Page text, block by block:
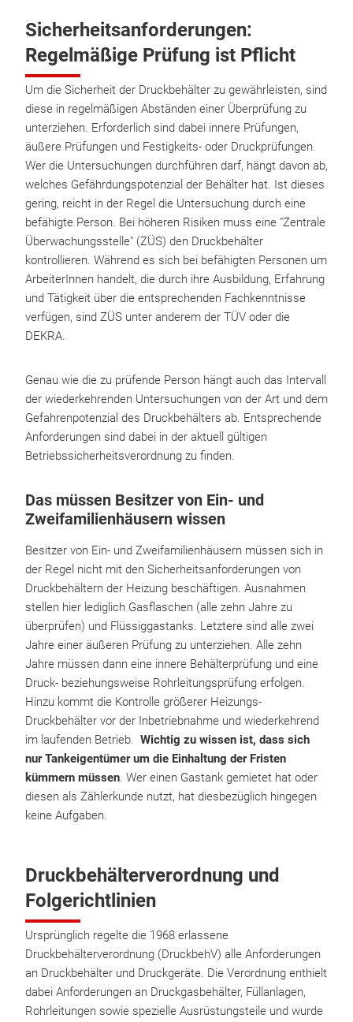
Sicherheitsanforderungen:
Regelmäßige Prüfung ist Pflicht
Um die Sicherheit der Druckbehälter zu gewährleisten, sind
diese in regelmäßigen Abständen einer Überprüfung zu
unterziehen. Erforderlich sind dabei innere Prüfungen,
äußere Prüfungen und Festigkeits- oder Druckprüfungen.
Wer die Untersuchungen durchführen darf, hängt davon ab,
welches Gefährdungspotenzial der Behälter hat. Ist dieses
gering, reicht in der Regel die Untersuchung durch eine
befähigte Person. Bei höheren Risiken muss eine "Zentrale
Überwachungsstelle" (ZÜS) den Druckbehälter
kontrollieren. Während es sich bei befähigten Personen um
ArbeiterInnen handelt, die durch ihre Ausbildung, Erfahrung
und Tätigkeit über die entsprechenden Fachkenntnisse
verfügen, sind ZÜS unter anderem der TÜV oder die
DEKRA.
Genau wie die zu prüfende Person hängt auch das Intervall
der wiederkehrenden Untersuchungen von der Art und dem
Gefahrenpotenzial des Druckbehälters ab. Entsprechende
Anforderungen sind dabei in der aktuell gültigen
Betriebssicherheitsverordnung zu finden.
Das müssen Besitzer von Ein- und
Zweifamilienhäusern wissen
Besitzer von Ein- und Zweifamilienhäusern müssen sich in
der Regel nicht mit den Sicherheitsanforderungen von
Druckbehältern der Heizung beschäftigen. Ausnahmen
stellen hier lediglich Gasflaschen (alle zehn Jahre zu
überprüfen) und Flüssiggastanks. Letztere sind alle zwei
Jahre einer äußeren Prüfung zu unterziehen. Alle zehn
Jahre müssen dann eine innere Behälterprüfung und eine
Druck- beziehungsweise Rohrleitungsprüfung erfolgen.
Hinzu kommt die Kontrolle größerer Heizungs-
Druckbehälter vor der Inbetriebnahme und wiederkehrend
im laufenden Betrieb. Wichtig zu wissen ist, dass sich
nur Tankeigentümer um die Einhaltung der Fristen
kümmern müssen. Wer einen Gastank gemietet hat oder
diesen als Zählerkunde nutzt, hat diesbezüglich hingegen
keine Aufgaben.
Druckbehälterverordnung und
Folgerichtlinien
Ursprünglich regelte die 1968 erlassene
Druckbehälterverordnung (DruckbehV) alle Anforderungen
an Druckbehälter und Druckgeräte. Die Verordnung enthielt
dabei Anforderungen an Druckgasbehälter, Füllanlagen,
Rohrleitungen sowie spezielle Ausrüstungsteile und wurde